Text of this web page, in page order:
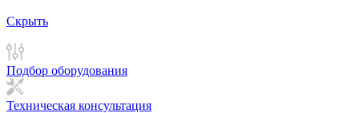
Скрыть
Подбор оборудования
Техническая консультация